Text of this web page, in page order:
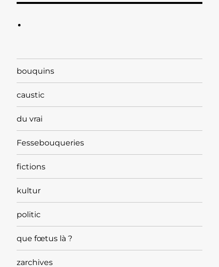
bouquins
caustic
du vrai
Fessebouqueries
fictions
kultur
politic
que fœtus là ?
zarchives